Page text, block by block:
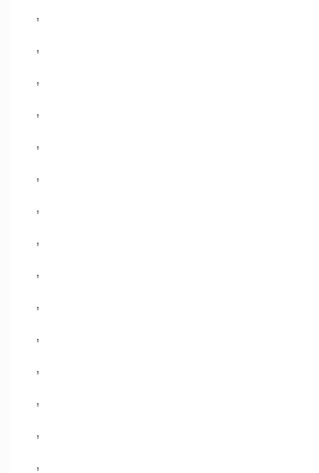
,
,
,
,
,
,
,
,
,
,
,
,
,
,
,